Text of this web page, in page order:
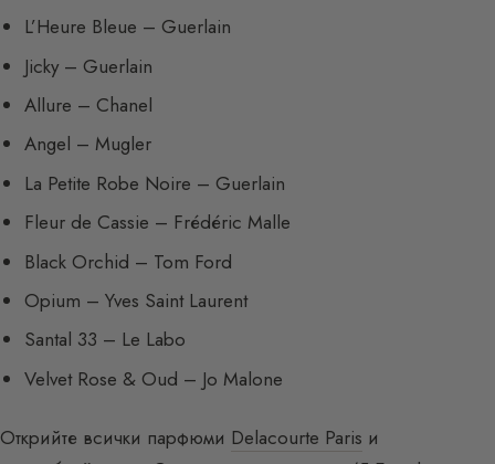
L’Heure Bleue – Guerlain
Jicky – Guerlain
Allure – Chanel
Angel – Mugler
La Petite Robe Noire – Guerlain
Fleur de Cassie – Frédéric Malle
Black Orchid – Tom Ford
Opium – Yves Saint Laurent
Santal 33 – Le Labo
Velvet Rose & Oud – Jo Malone
Открийте всички парфюми Delacourte Paris и